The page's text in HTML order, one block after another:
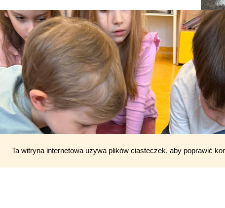
Ta witryna internetowa używa plików ciasteczek, aby poprawić